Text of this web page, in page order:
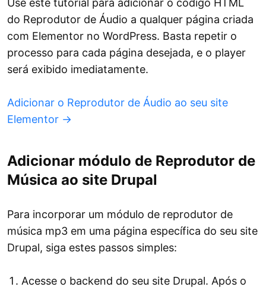
do Reprodutor de Áudio a qualquer página criada
com Elementor no WordPress. Basta repetir o
processo para cada página desejada, e o player
será exibido imediatamente.
Adicionar o Reprodutor de Áudio ao seu site
Elementor →
Adicionar módulo de Reprodutor de
Música ao site Drupal
Para incorporar um módulo de reprodutor de
música mp3 em uma página específica do seu site
Drupal, siga estes passos simples:
Acesse o backend do seu site Drupal. Após o